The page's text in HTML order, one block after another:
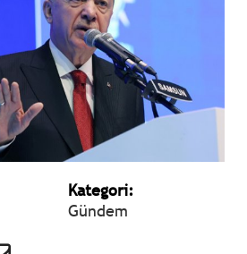
Kategori:
Gündem